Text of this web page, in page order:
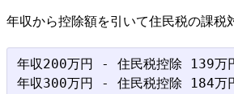
年収から控除額を引いて住民税の課税
年収200万円 - 住民税控除 139
年収300万円 - 住民税控除 184万